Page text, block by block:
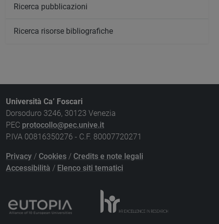
Ricerca pubblicazioni
Ricerca risorse bibliografiche
Università Ca’ Foscari
Dorsoduro 3246, 30123 Venezia
PEC protocollo@pec.unive.it
P.IVA 00816350276 - C.F. 80007720271
Privacy / Cookies / Credits e note legali
Accessibilità / Elenco siti tematici